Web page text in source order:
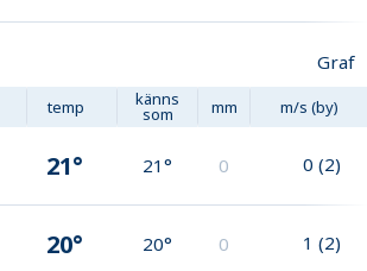
Graf
temp känns
som mm m/s (by)
21° 21° 0 0 (2)
20° 20° 0 1 (2)